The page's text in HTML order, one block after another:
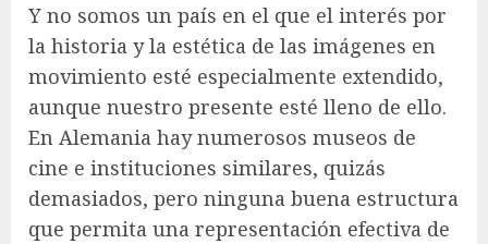
Y no somos un país en el que el interés por
la historia y la estética de las imágenes en
movimiento esté especialmente extendido,
aunque nuestro presente esté lleno de ello.
En Alemania hay numerosos museos de
cine e instituciones similares, quizás
demasiados, pero ninguna buena estructura
que permita una representación efectiva de